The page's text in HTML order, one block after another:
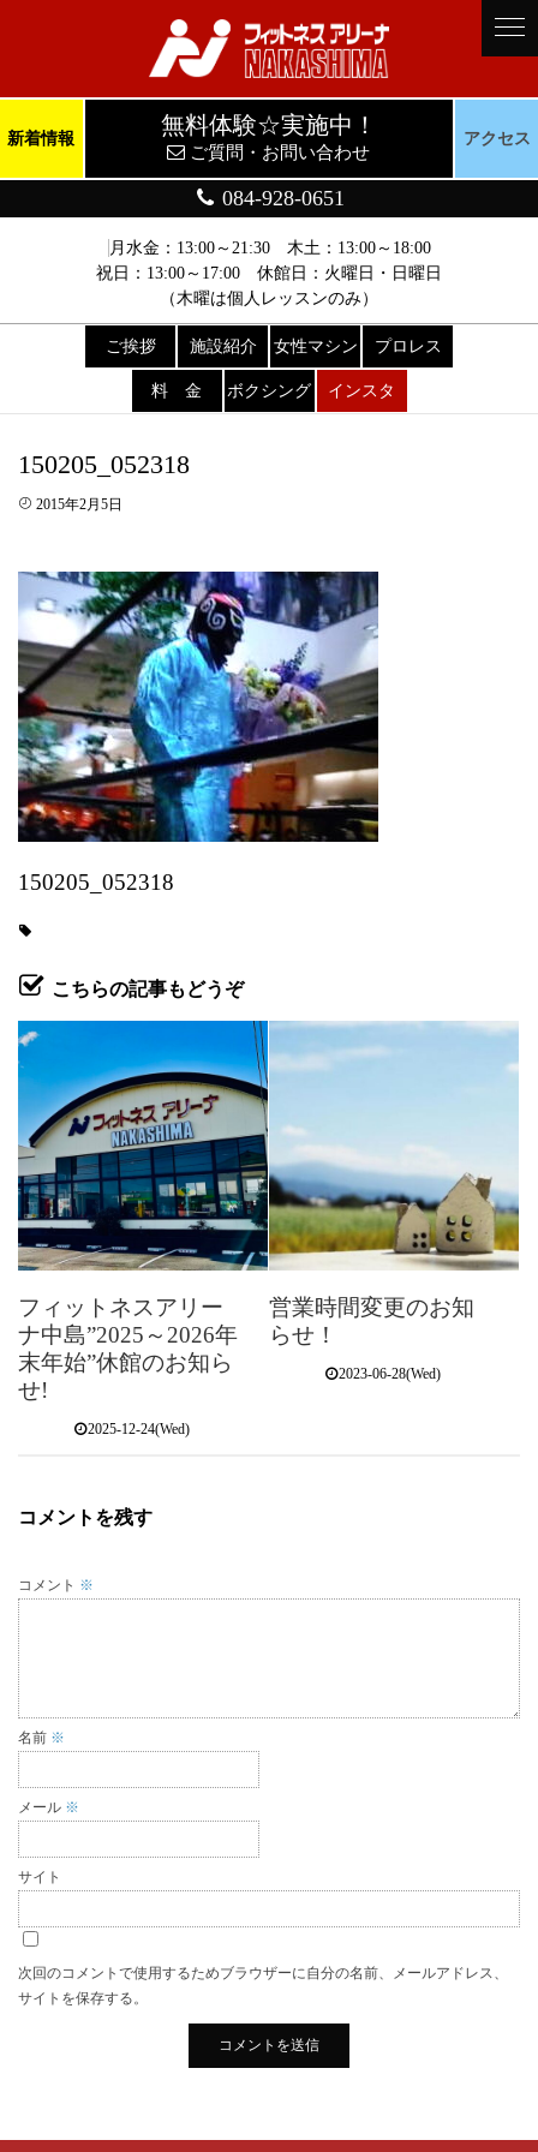
月水金：13:00～21:30 木土：13:00～18:00
祝日：13:00～17:00 休館日：火曜日・日曜日
（木曜は個人レッスンのみ）
084-928-0651
新着情報
無料体験☆実施中！
ご質問・お問い合わせ
アクセス
ご挨拶 施設紹介 女性マシン プロレス
料 金 ボクシング インスタ
150205_052318
2015年2月5日
150205_052318
こちらの記事もどうぞ
フィットネスアリー
ナ中島”2025～2026年
末年始”休館のお知ら
せ!
2025-12-24(Wed)
営業時間変更のお知
らせ！
2023-06-28(Wed)
コメントを残す
コメント ※
名前 ※
メール ※
サイト
次回のコメントで使用するためブラウザーに自分の名前、メールアドレス、
サイトを保存する。